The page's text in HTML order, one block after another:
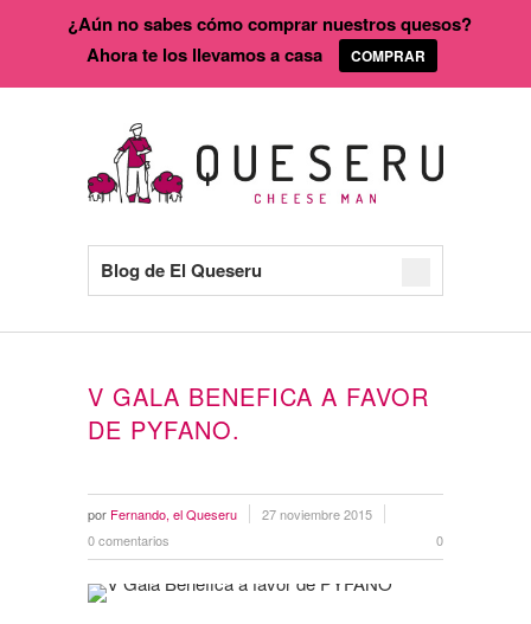
Blog de El Queseru
V GALA BENEFICA A FAVOR
DE PYFANO.
por Fernando, el Queseru
27 noviembre 2015
0 comentarios
0
¿Aún no sabes cómo comprar nuestros quesos?
Ahora te los llevamos a casa
COMPRAR